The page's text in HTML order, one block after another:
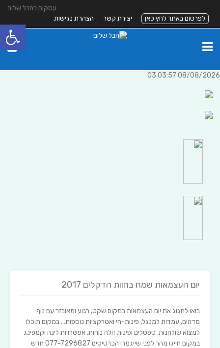
עסקים בחבל שלום
לפרסום באתר לחץ כאן
יצירת קשר הצהרת נגישות
08/08/2026 03:57 03
יום העצמאות שמח בחוות הדקלים 2017
בואו לחגוג את יום העצמאות במקום שקט, רגוע ומאובזר עם נוף
מדהים, עמדות למנגל, פינות-חי ואטרקציות נוספות… במקום תוכלו
למצוא שולחנות, ספסלים ופינות זולה נוחות. אפשרויות לינה וקמפינג
במקום חייגו מהר לפני שייגמרו הכרטיסים 077-7296827 חדש
פתח